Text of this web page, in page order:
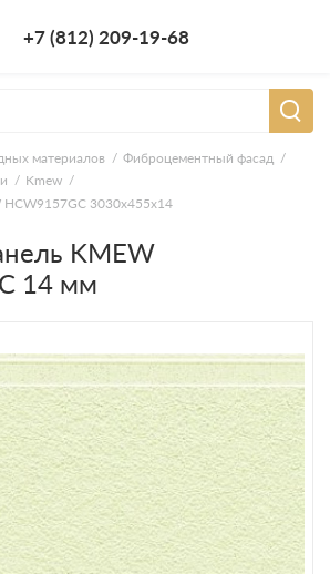
+7 (812) 209-19-68
материалов
Фиброцементный фасад
Kmew
HCW9157GC 3030х455х14
KMEW
14 мм